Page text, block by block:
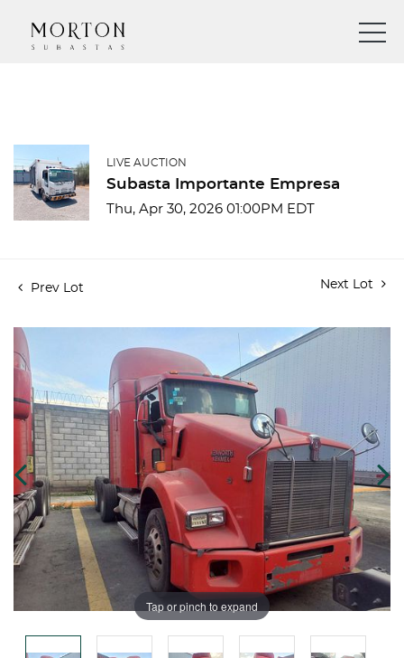
LIVE AUCTION
Subasta Importante Empresa
Thu, Apr 30, 2026 01:00PM EDT
Prev Lot Next Lot
Tap or pinch to expand